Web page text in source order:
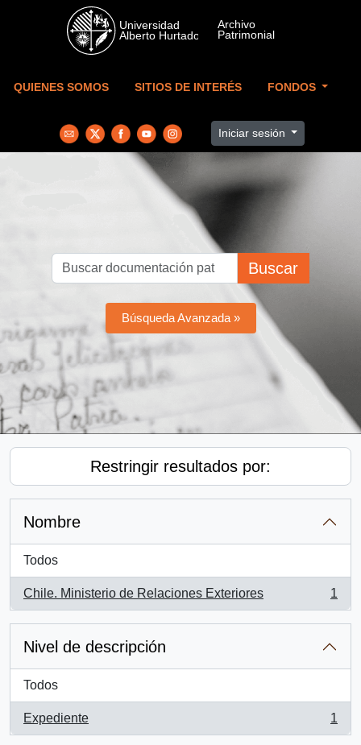
Skip to main content
QUIENES SOMOS SITIOS DE INTERÉS FONDOS
Iniciar sesión
Buscar
Búsqueda Avanzada »
Restringir resultados por:
Nombre
Todos
Chile. Ministerio de Relaciones Exteriores
, 1 resultados
1
Nivel de descripción
Todos
Expediente
, 1 resultados
1